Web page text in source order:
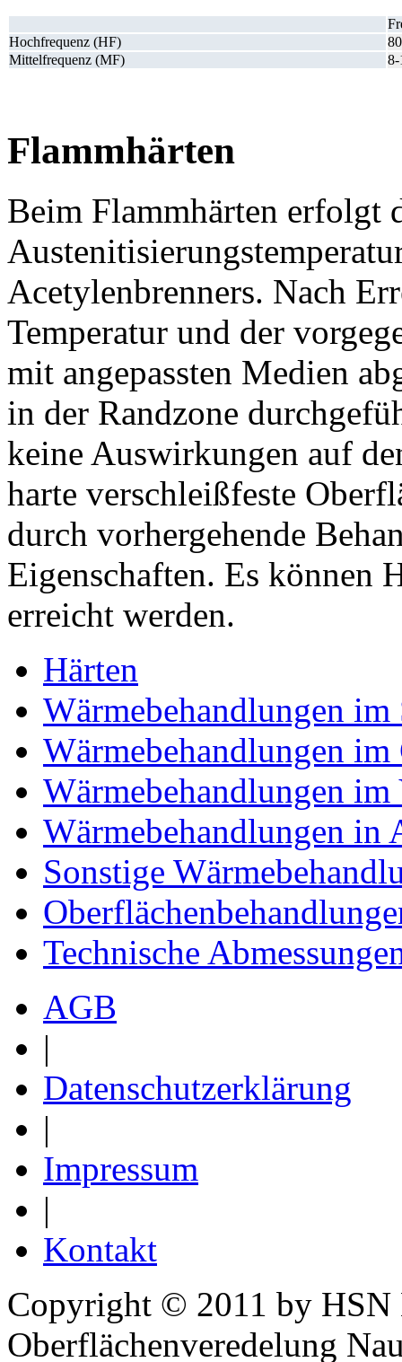
Hochfrequenz (HF)
Mittelfrequenz (MF)
Flammhärten
Beim Flammhärten erfolgt
Acetylenbrenners. Nach
Temperatur und der
mit angepassten Medien
in der Randzone
keine Auswirkungen auf
harte verschleißfeste
durch vorhergehende
Eigenschaften. Es können
erreicht werden.
Härten
Wärmebehandlungen im
Wärmebehandlungen im
Wärmebehandlungen im
Wärmebehandlungen in
Sonstige
Technische
AGB
|
Datenschutzerklärung
|
Impressum
|
Kontakt
Copyright © 2011 by HSN
Oberflächenveredelung